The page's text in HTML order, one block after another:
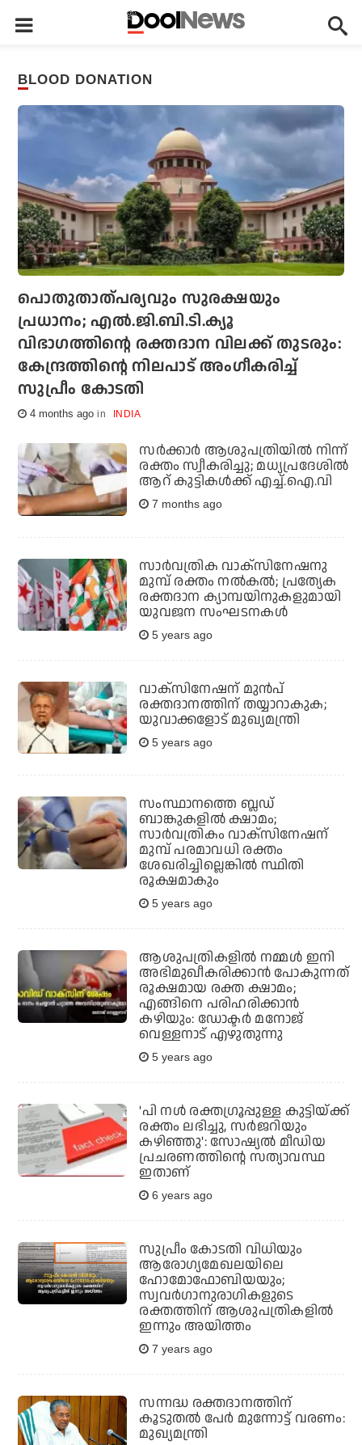
BLOOD DONATION
പൊതുതാത്പര്യവും സുരക്ഷയും
പ്രധാനം; എല്‍.ജി.ബി.ടി.ക്യൂ
വിഭാഗത്തിന്റെ രക്തദാന വിലക്ക് തുടരും:
കേന്ദ്രത്തിന്റെ നിലപാട് അംഗീകരിച്ച്
സുപ്രീം കോടതി
4 months ago INDIA
സര്‍ക്കാര്‍ ആശുപത്രിയില്‍ നിന്ന്
രക്തം സ്വീകരിച്ചു; മധ്യപ്രദേശില്‍
ആറ് കുട്ടികള്‍ക്ക് എച്ച്.ഐ.വി
7 months ago
സാര്‍വത്രിക വാക്സിനേഷനു
മുമ്പ് രക്തം നല്‍കല്‍; പ്രത്യേക
രക്തദാന ക്യാമ്പയിനുകളുമായി
യുവജന സംഘടനകള്‍
5 years ago
വാക്‌സിനേഷന് മുന്‍പ്
രക്തദാനത്തിന് തയ്യാറാകുക;
യുവാക്കളോട് മുഖ്യമന്ത്രി
5 years ago
സംസ്ഥാനത്തെ ബ്ലഡ്
ബാങ്കുകളില്‍ ക്ഷാമം;
സാര്‍വത്രികം വാക്‌സിനേഷന്
മുമ്പ് പരമാവധി രക്തം
ശേഖരിച്ചില്ലെങ്കില്‍ സ്ഥിതി
രൂക്ഷമാകും
5 years ago
ആശുപത്രികളില്‍ നമ്മള്‍ ഇനി
അഭിമുഖീകരിക്കാന്‍ പോകുന്നത്
രൂക്ഷമായ രക്ത ക്ഷാമം;
എങ്ങിനെ പരിഹരിക്കാന്‍
കഴിയും: ഡോക്ടര്‍ മനോജ്
വെള്ളനാട് എഴുതുന്നു
5 years ago
'പി നള്‍ രക്തഗ്രൂപ്പുള്ള കുട്ടിയ്ക്ക്
രക്തം ലഭിച്ചു, സര്‍ജറിയും
കഴിഞ്ഞു': സോഷ്യല്‍ മീഡിയ
പ്രചരണത്തിന്റെ സത്യാവസ്ഥ
ഇതാണ്
6 years ago
സുപ്രീം കോടതി വിധിയും
ആരോഗ്യമേഖലയിലെ
ഹോമോഫോബിയയും;
സ്വവര്‍ഗാനുരാഗികളുടെ
രക്തത്തിന് ആശുപത്രികളില്‍
ഇന്നും അയിത്തം
7 years ago
സന്നദ്ധ രക്തദാനത്തിന്
കൂടുതല്‍ പേര്‍ മുന്നോട്ട് വരണം:
മുഖ്യമന്ത്രി